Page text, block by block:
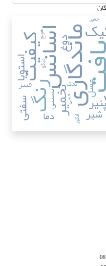
ماندگاریاسانس
رنگ
کیفیت
تخمیر
استویا
سفتی
دوغ
شیر دما
عسل فیبر
بستنی
نمک
خمیر
حسی
انگور
هویج
میگو